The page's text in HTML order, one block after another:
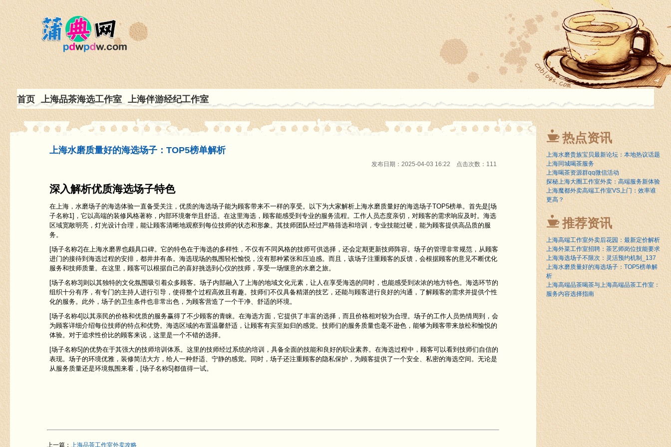
首页 上海品茶海选工作室 上海伴游经纪工作室
上海水磨质量好的海选场子：TOP5榜单解析
发布日期：2025-04-03 16:22 点击次数：111
深入解析优质海选场子特色
在上海，水磨场子的海选体验一直备受关注，优质的海选场子能为顾客带来不一样的享受。以下为大家解析上海水磨质量好的海选场子TOP5榜单。首先是[场
子名称1]，它以高端的装修风格著称，内部环境奢华且舒适。在这里海选，顾客能感受到专业的服务流程。工作人员态度亲切，对顾客的需求响应及时。海选
区域宽敞明亮，灯光设计合理，能让顾客清晰地观察到每位技师的状态和形象。其技师团队经过严格筛选和培训，专业技能过硬，能为顾客提供高品质的服
务。
[场子名称2]在上海水磨界也颇具口碑。它的特色在于海选的多样性，不仅有不同风格的技师可供选择，还会定期更新技师阵容。场子的管理非常规范，从顾客
进门的接待到海选过程的安排，都井井有条。海选现场的氛围轻松愉悦，没有那种紧张和压迫感。而且，该场子注重顾客的反馈，会根据顾客的意见不断优化
服务和技师质量。在这里，顾客可以根据自己的喜好挑选到心仪的技师，享受一场惬意的水磨之旅。
[场子名称3]则以其独特的文化氛围吸引着众多顾客。场子内部融入了上海的地域文化元素，让人在享受海选的同时，也能感受到浓浓的地方特色。海选环节的
组织十分有序，有专门的主持人进行引导，使得整个过程高效且有趣。技师们不仅具备精湛的技艺，还能与顾客进行良好的沟通，了解顾客的需求并提供个性
化的服务。此外，场子的卫生条件也非常出色，为顾客营造了一个干净、舒适的环境。
[场子名称4]以其亲民的价格和优质的服务赢得了不少顾客的青睐。在海选方面，它提供了丰富的选择，而且价格相对较为合理。场子的工作人员热情周到，会
为顾客详细介绍每位技师的特点和优势。海选区域的布置温馨舒适，让顾客有宾至如归的感觉。技师们的服务质量也毫不逊色，能够为顾客带来放松和愉悦的
体验。对于追求性价比的顾客来说，这里是一个不错的选择。
[场子名称5]的优势在于其强大的技师培训体系。这里的技师经过系统的培训，具备全面的技能和良好的职业素养。在海选过程中，顾客可以看到技师们自信的
表现。场子的环境优雅，装修简洁大方，给人一种舒适、宁静的感觉。同时，场子还注重顾客的隐私保护，为顾客提供了一个安全、私密的海选空间。无论是
从服务质量还是环境氛围来看，[场子名称5]都值得一试。
上一篇： 上海品茶工作室外卖攻略
热点资讯
上海水磨贵族宝贝最新论坛：本地热议话题
上海同城喝茶服务
上海喝茶资源群qq微信活动
探秘上海大圈工作室外卖：高端服务新体验
上海魔都外卖高端工作室VS上门：效率谁
更高？
推荐资讯
上海高端工作室外卖后花园：最新定价解析
上海外菜工作室招聘：茶艺师岗位技能要求
上海海选场子不限次：灵活预约机制_137
上海水磨质量好的海选场子：TOP5榜单解
析
上海高端品茶喝茶与上海高端品茶工作室：
服务内容选择指南